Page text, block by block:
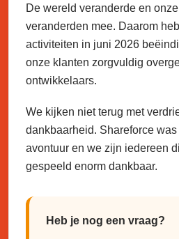
De wereld veranderde en
veranderden mee. Daarom
activiteiten in juni 2026
onze klanten zorgvuldig
ontwikkelaars.
We kijken niet terug met
dankbaarheid. Shareforce
avontuur en we zijn iedereen
gespeeld enorm dankbaar.
Heb je nog een vraag?